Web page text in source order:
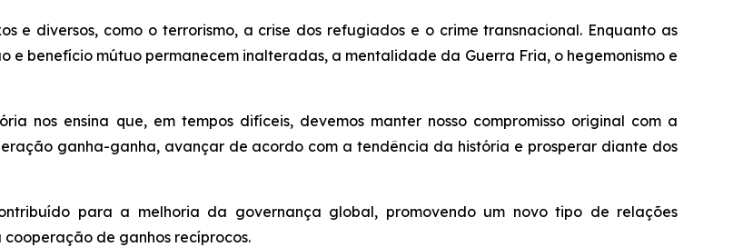
e diversos, como o terrorismo, a crise dos refugiados e o crime transnacional. Enquanto as
e benefício mútuo permanecem inalteradas, a mentalidade da Guerra Fria, o hegemonismo e
nos ensina que, em tempos difíceis, devemos manter nosso compromisso original com a
ganha-ganha, avançar de acordo com a tendência da história e prosperar diante dos
para a melhoria da governança global, promovendo um novo tipo de relações
de ganhos recíprocos.